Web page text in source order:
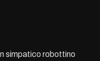
simpatico robottino